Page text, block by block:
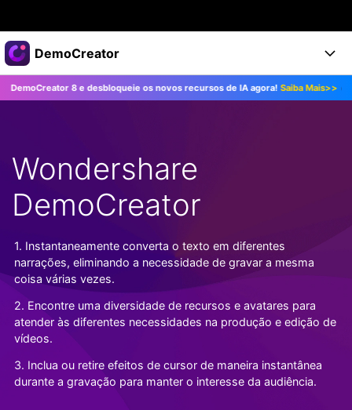
Produtos em destaque
Criatividade digital com IA generativa
Utilitários
Negócios
Sala de imprensa
Loja
Suporte
DemoCreator
Produtos
Recursos
Todos os recursos >
Recursos de IA
Dicas de IA
Todos os recursos de IA >
Soluções
DemoCreator para
Blog
Mais Soluções >
Central de Ajuda
Começe a Usar
Suporte
TESTE GRÁTIS COMPRE AGORA
Entrar
8 e desbloqueie os novos recursos de IA agora!Saiba Mais>>
Wondershare
DemoCreator
1. Instantaneamente converta o texto em diferentes
narrações, eliminando a necessidade de gravar a mesma
coisa várias vezes.
2. Encontre uma diversidade de recursos e avatares para
atender às diferentes necessidades na produção e edição de
vídeos.
3. Inclua ou retire efeitos de cursor de maneira instantânea
durante a gravação para manter o interesse da audiência.